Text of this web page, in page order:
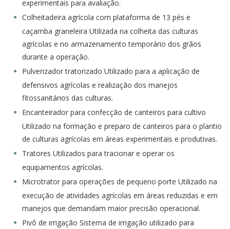
experimentais para avaliação.
Colheitadeira agrícola com plataforma de 13 pés e
caçamba graneleira Utilizada na colheita das culturas
agrícolas e no armazenamento temporário dos grãos
durante a operação.
Pulverizador tratorizado Utilizado para a aplicação de
defensivos agrícolas e realização dos manejos
fitossanitários das culturas.
Encanteirador para confecção de canteiros para cultivo
Utilizado na formação e preparo de canteiros para o plantio
de culturas agrícolas em áreas experimentais e produtivas.
Tratores Utilizados para tracionar e operar os
equipamentos agrícolas.
Microtrator para operações de pequeno porte Utilizado na
execução de atividades agrícolas em áreas reduzidas e em
manejos que demandam maior precisão operacional.
Pivô de irrigação Sistema de irrigação utilizado para